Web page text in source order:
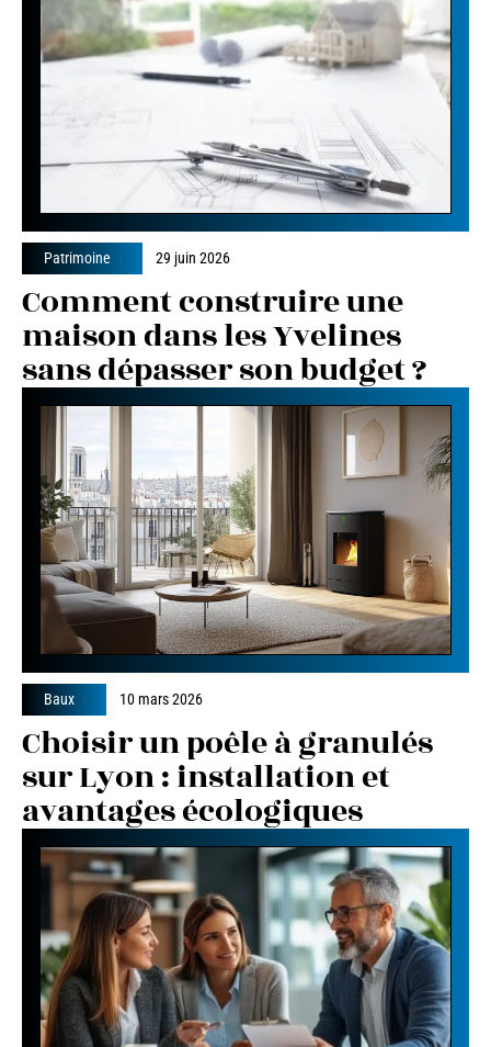
Patrimoine 29 juin 2026
Comment construire une
maison dans les Yvelines
sans dépasser son budget ?
Baux 10 mars 2026
Choisir un poêle à granulés
sur Lyon : installation et
avantages écologiques